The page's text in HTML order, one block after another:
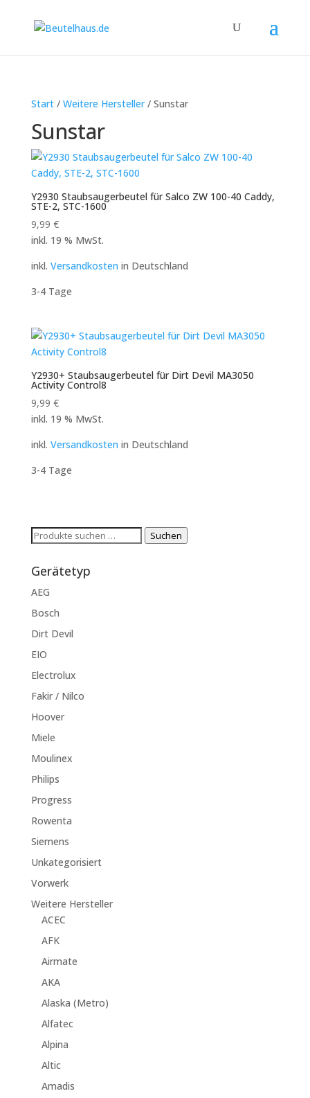
Start/ Weitere Hersteller/ Sunstar
Sunstar
Y2930 Staubsaugerbeutel für Salco ZW 100-40 Caddy,
STE-2, STC-1600
9,99 €
inkl. 19 % MwSt.
inkl. Versandkosten in Deutschland
3-4 Tage
Y2930+ Staubsaugerbeutel für Dirt Devil MA3050
Activity Control8
9,99 €
inkl. 19 % MwSt.
inkl. Versandkosten in Deutschland
3-4 Tage
Suchen
Suchen
Gerätetyp
AEG
Bosch
Dirt Devil
EIO
Electrolux
Fakir / Nilco
Hoover
Miele
Moulinex
Philips
Progress
Rowenta
Siemens
Unkategorisiert
Vorwerk
Weitere Hersteller
ACEC
AFK
Airmate
AKA
Alaska (Metro)
Alfatec
Alpina
Altic
Amadis